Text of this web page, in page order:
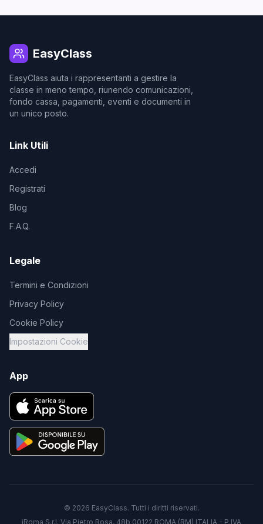
EasyClass
EasyClass aiuta i rappresentanti a gestire la
classe in meno tempo, riunendo comunicazioni,
fondo cassa, pagamenti, eventi e documenti in
un unico posto.
Link Utili
Accedi
Registrati
Blog
F.A.Q.
Legale
Termini e Condizioni
Privacy Policy
Cookie Policy
Impostazioni Cookie
App
© 2026 EasyClass. Tutti i diritti riservati.
iRoma S.r.l. Via Pietro Rosa, 48b 00122 ROMA (RM) ITALIA - P.IVA